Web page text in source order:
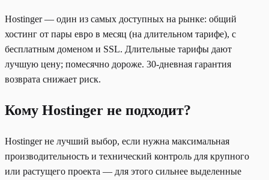
Hostinger — один из самых доступных на рынке: общий
хостинг от пары евро в месяц (на длительном тарифе), с
бесплатным доменом и SSL. Длительные тарифы дают
лучшую цену; помесячно дороже. 30-дневная гарантия
возврата снижает риск.
Кому Hostinger не подходит?
Hostinger не лучший выбор, если нужна максимальная
производительность и технический контроль для крупного
или растущего проекта — для этого сильнее выделенные